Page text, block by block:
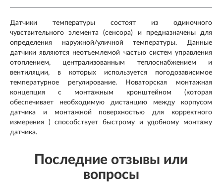
Датчики температуры состоят из одиночного
чувствительного элемента (сенсора) и предназначены для
определения наружной/уличной температуры. Данные
датчики являются неотъемлемой частью систем управления
отоплением, централизованным теплоснабжением и
вентиляции, в которых используется погодозависимое
температурное регулирование. Новаторская монтажная
концепция с монтажным кронштейном (которая
обеспечивает необходимую дистанцию между корпусом
датчика и монтажной поверхностью для корректного
измерения ) способствует быстрому и удобному монтажу
датчика.
Последние отзывы или
вопросы